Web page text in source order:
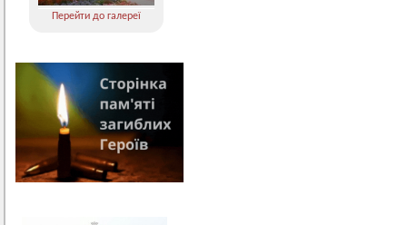
Перейти до галереї